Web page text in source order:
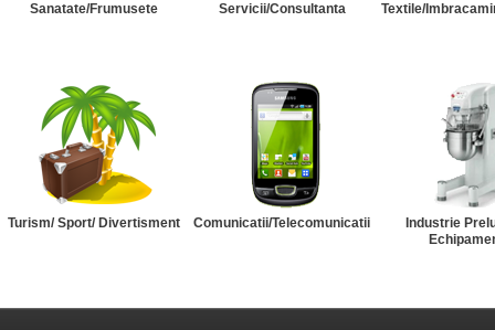
Sanatate/Frumusete Servicii/Consultanta Textile/
Turism/ Sport/ Divertisment Comunicatii/Telecomunicatii
Industrie